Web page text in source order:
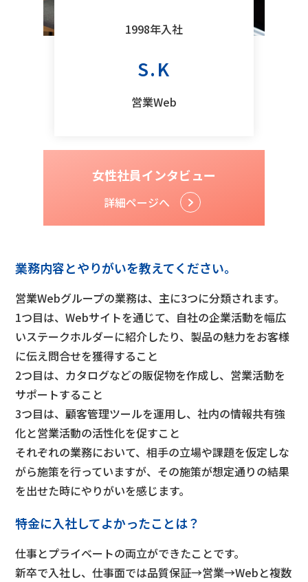
1998年入社
S.K
営業Web
女性社員インタビュー
詳細ページへ
業務内容とやりがいを教えてください。
営業Webグループの業務は、主に3つに分類されます。
1つ目は、Webサイトを通じて、自社の企業活動を幅広
いステークホルダーに紹介したり、製品の魅力をお客様
に伝え問合せを獲得すること
2つ目は、カタログなどの販促物を作成し、営業活動を
サポートすること
3つ目は、顧客管理ツールを運用し、社内の情報共有強
化と営業活動の活性化を促すこと
それぞれの業務において、相手の立場や課題を仮定しな
がら施策を行っていますが、その施策が想定通りの結果
を出せた時にやりがいを感じます。
特金に入社してよかったことは？
仕事とプライベートの両立ができたことです。
新卒で入社し、仕事面では品質保証→営業→Webと複数